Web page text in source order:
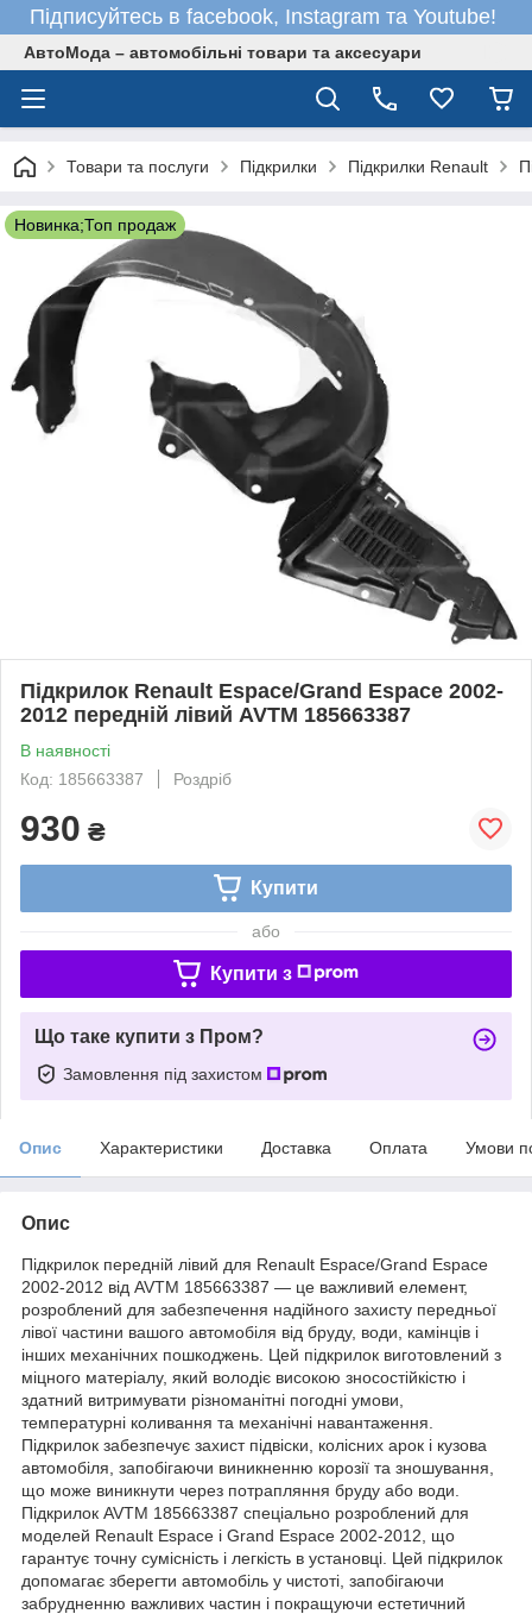
Підписуйтесь в facebook, Instagram та Youtube!
АвтоМода – автомобільні товари та аксесуари
Товари та послуги Підкрилки Підкрилки Renault
Новинка;Топ продаж
Підкрилок Renault Espace/Grand Espace 2002-
2012 передній лівий AVTM 185663387
В наявності
Код: 185663387
Роздріб
930 ₴
Купити
або
Купити з
Що таке купити з Пром?
Замовлення під захистом
Опис Характеристики Доставка Оплата Умови
Опис
Підкрилок передній лівий для Renault Espace/Grand Espace
2002-2012 від AVTM 185663387 — це важливий елемент,
розроблений для забезпечення надійного захисту передньої
лівої частини вашого автомобіля від бруду, води, камінців і
інших механічних пошкоджень. Цей підкрилок виготовлений з
міцного матеріалу, який володіє високою зносостійкістю і
здатний витримувати різноманітні погодні умови,
температурні коливання та механічні навантаження.
Підкрилок забезпечує захист підвіски, колісних арок і кузова
автомобіля, запобігаючи виникненню корозії та зношування,
що може виникнути через потрапляння бруду або води.
Підкрилок AVTM 185663387 спеціально розроблений для
моделей Renault Espace і Grand Espace 2002-2012, що
гарантує точну сумісність і легкість в установці. Цей підкрилок
допомагає зберегти автомобіль у чистоті, запобігаючи
забрудненню важливих частин і покращуючи естетичний